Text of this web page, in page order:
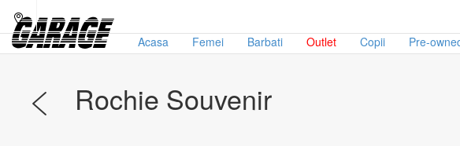
Acasa Femei Barbati Outlet Copii Pre-
Rochie Souvenir